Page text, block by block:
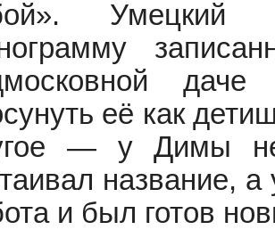
Умецкий
её как
— у Димы
название,
и был готов